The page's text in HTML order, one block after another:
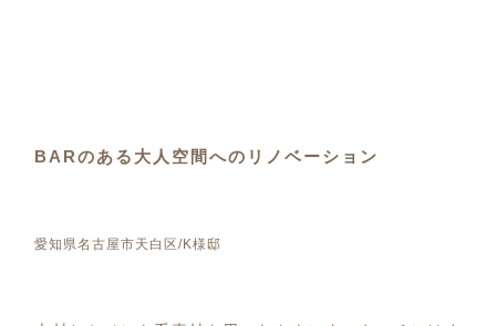
BARのある大人空間へのリノベーション
愛知県名古屋市天白区/K様邸